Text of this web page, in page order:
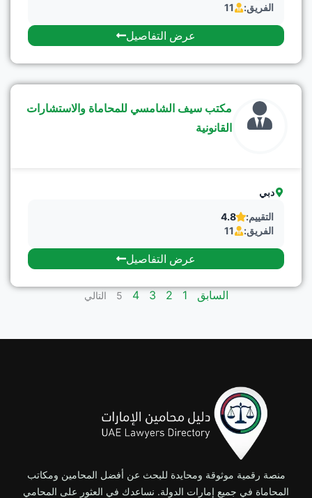
الفريق:
11
عرض التفاصيل
مكتب سيف الشامسي للمحاماة والاستشارات
القانونية
دبي
التقييم:
4.8
الفريق:
11
عرض التفاصيل
السابق 1
2
3
4
5 التالي
منصة رقمية موثوقة ومحايدة للبحث عن أفضل المحامين ومكاتب
المحاماة في جميع إمارات الدولة. نساعدك في العثور على المحامي